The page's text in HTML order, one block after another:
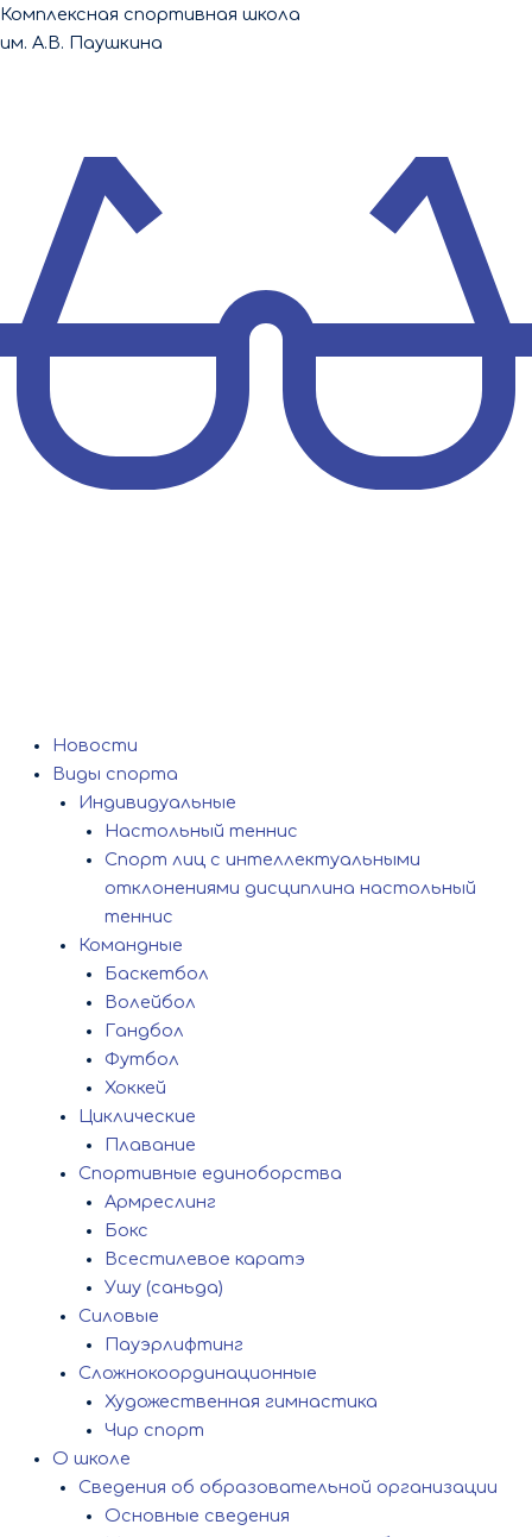
Перейти
к
Комплексная спортивная школа
им. А.В. Паушкина
Новости
Виды спорта
Индивидуальные
Настольный теннис
Спорт лиц с интеллектуальными
отклонениями дисциплина настольный
теннис
Командные
Баскетбол
Волейбол
Гандбол
Футбол
Хоккей
Циклические
Плавание
Спортивные единоборства
Армреслинг
Бокс
Всестилевое каратэ
Ушу (саньда)
Силовые
Пауэрлифтинг
Сложнокоординационные
Художественная гимнастика
Чир спорт
О школе
Сведения об образовательной организации
Основные сведения